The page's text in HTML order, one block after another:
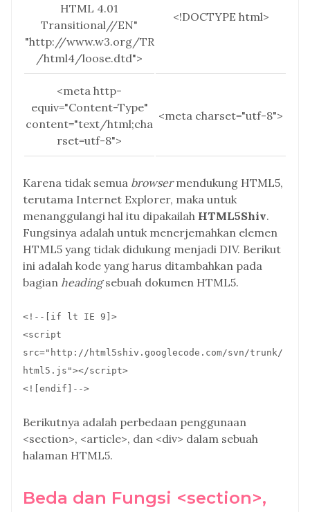
HTML 4.01
Transitional//EN"
"http://www.w3.org/TR
/html4/loose.dtd">
<!DOCTYPE html>
<meta http-
equiv="Content-Type"
content="text/html;cha
rset=utf-8">
<meta charset="utf-8">
Karena tidak semua browsermendukung HTML5,
terutama Internet Explorer, maka untuk
menanggulangi hal itu dipakailah HTML5Shiv.
Fungsinya adalah untuk menerjemahkan elemen
HTML5 yang tidak didukung menjadi DIV. Berikut
ini adalah kode yang harus ditambahkan pada
bagian headingsebuah dokumen HTML5.
<!--[if lt IE 9]>
<script
src="http://html5shiv.googlecode.com/svn/trunk/
html5.js"></script>
<![endif]-->
Berikutnya adalah perbedaan penggunaan
<section>, <article>, dan <div> dalam sebuah
halaman HTML5.
Beda dan Fungsi <section>,